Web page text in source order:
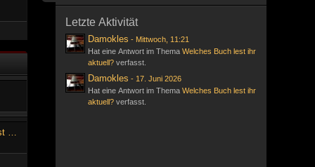
Welche Geschmack für Verdampfer ist ihr liebsten?
Letzte Aktivität
Damokles - Mittwoch, 11:21
Hat eine Antwort im Thema Welches Buch lest ihr
aktuell?verfasst.
Damokles - 17. Juni 2026
Hat eine Antwort im Thema Welches Buch lest ihr
aktuell?verfasst.